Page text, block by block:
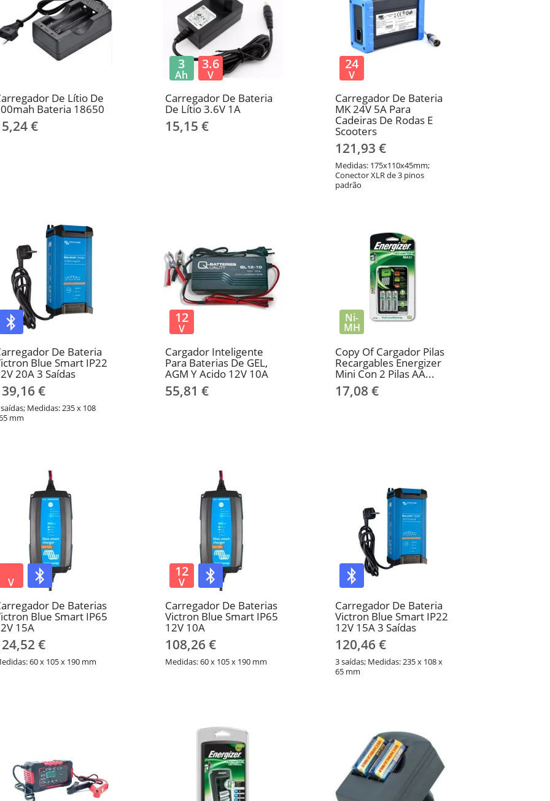
De Lítio De
Bateria 18650
€
Carregador De Bateria
De Lítio 3.6V 1A
15,15 €
3
Ah
3.6
V
Carregador De Bateria
MK 24V 5A Para
Cadeiras De Rodas E
Scooters
121,93 €
Medidas: 175x110x45mm;
Conector XLR de 3 pinos
padrão
24
V
De Bateria
Blue Smart IP22
20A 3 Saídas
€
Medidas: 235 x 108
mm
Cargador Inteligente
Para Baterias De GEL,
AGM Y Acido 12V 10A
55,81 €
12
V
Copy Of Cargador Pilas
Recargables Energizer
Mini Con 2 Pilas AA...
17,08 €
Ni-
MH
De Baterias
Blue Smart IP65
15A
€
60 x 105 x 190 mm
V
Carregador De Baterias
Victron Blue Smart IP65
12V 10A
108,26 €
Medidas: 60 x 105 x 190 mm
12
V
Carregador De Bateria
Victron Blue Smart IP22
12V 15A 3 Saídas
120,46 €
3 saídas; Medidas: 235 x 108 x
65 mm